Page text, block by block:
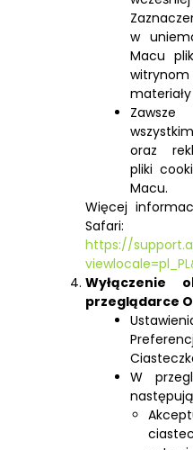
w
Macu
oraz
pliki
Macu.
Więcej
Safari:
https://
Wyłączenie
przeglądarce
W